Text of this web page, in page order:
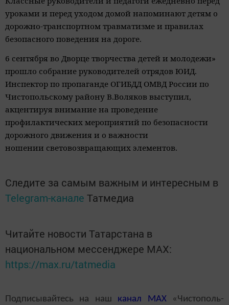
уроками и перед уходом домой напоминают детям о
дорожно-транспортном травматизме и правилах
безопасного поведения на дороге.
6 сентября во Дворце творчества детей и молодежи»
прошло собрание руководителей отрядов ЮИД.
Инспектор по пропаганде ОГИБДД ОМВД России по
Чистопольскому району В.Воляков выступил,
акцентируя внимание на проведение
профилактических мероприятий по безопасности
дорожного движения и о важности
ношении световозвращающих элементов.
Следите за самым важным и интересным в
Telegram-канале Татмедиа
Читайте новости Татарстана в
национальном мессенджере MАХ:
https://max.ru/tatmedia
Подписывайтесь на наш канал MAX«Чистополь-